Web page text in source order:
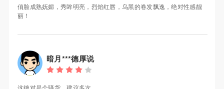
俏脸成熟妩媚，秀眸明亮，烈焰红唇，乌黑的卷发飘逸，绝对性感靓
丽！
暗月***德厚说